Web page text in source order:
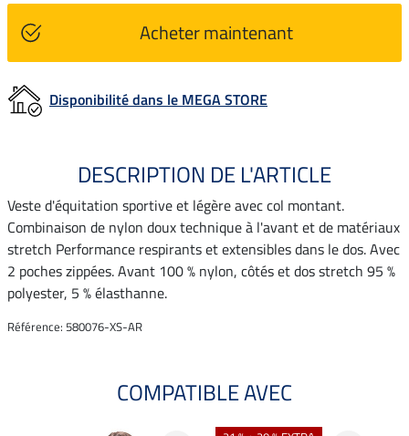
Acheter maintenant
Disponibilité dans le MEGA STORE
DESCRIPTION DE L'ARTICLE
Veste d'équitation sportive et légère avec col montant.
Combinaison de nylon doux technique à l'avant et de matériaux
stretch Performance respirants et extensibles dans le dos. Avec
2 poches zippées. Avant 100 % nylon, côtés et dos stretch 95 %
polyester, 5 % élasthanne.
Référence: 580076-XS-AR
COMPATIBLE AVEC